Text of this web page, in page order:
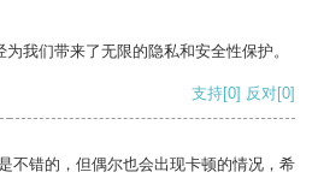
我们带来了无限的隐私和安全性保护。
支持[0] 反对[0]
不错的，但偶尔也会出现卡顿的情况，希